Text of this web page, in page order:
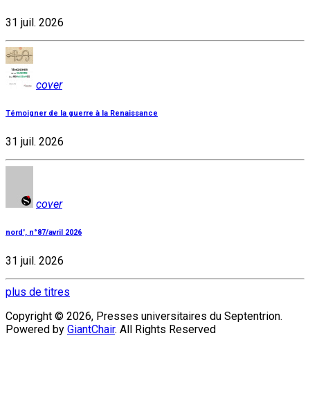
31 juil. 2026
cover
Témoigner de la guerre à la Renaissance
31 juil. 2026
cover
nord', n°87/avril 2026
31 juil. 2026
plus de titres
Copyright © 2026, Presses universitaires du Septentrion.
Powered by GiantChair. All Rights Reserved